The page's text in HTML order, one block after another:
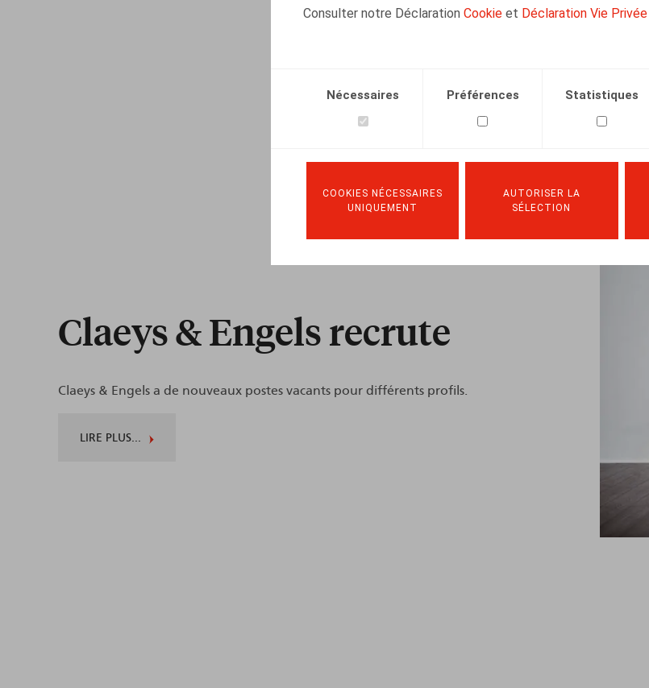
Consulter notre Déclaration Cookie et Déclaration Vie Privée
Nécessaires Préférences Statistiques
COOKIES NÉCESSAIRES
UNIQUEMENT
AUTORISER LA
SÉLECTION
Claeys & Engels recrute
Claeys & Engels a de nouveaux postes vacants pour différents profils.
LIRE PLUS...